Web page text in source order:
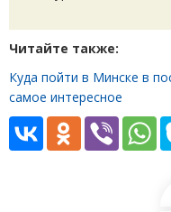
Читайте также:
Куда пойти в Минске в
самое интересное